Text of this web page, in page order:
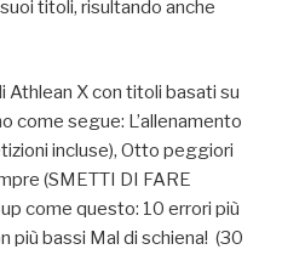
titoli, risultando anche
Athlean X con titoli basati su
come segue: L’allenamento
incluse), Otto peggiori
(SMETTI DI FARE
come questo: 10 errori più
più bassi Mal di schiena! (30